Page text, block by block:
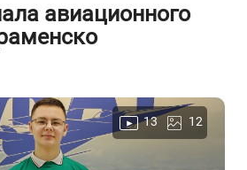
авиационного
13 12